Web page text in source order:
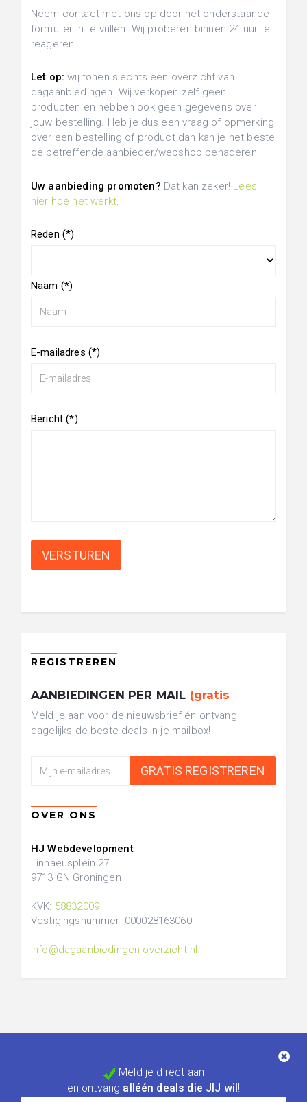
Neem contact met ons op door het onderstaande
formulier in te vullen. Wij proberen binnen 24 uur te
reageren!
Let op: wij tonen slechts een overzicht van
dagaanbiedingen. Wij verkopen zelf geen
producten en hebben ook geen gegevens over
jouw bestelling. Heb je dus een vraag of opmerking
over een bestelling of product dan kan je het beste
de betreffende aanbieder/webshop benaderen.
Uw aanbieding promoten? Dat kan zeker! Lees
hier hoe het werkt.
Reden (*)
Naam (*)
E-mailadres (*)
Bericht (*)
AANBIEDINGEN PER MAIL (gratis
Meld je aan voor de nieuwsbrief én ontvang
dagelijks de beste deals in je mailbox!
HJ Webdevelopment
Linnaeusplein 27
9713 GN Groningen
KVK: 58832009
Vestigingsnummer: 000028163060
info@dagaanbiedingen-overzicht.nl
Meld je direct aan
en ontvang alléén deals die JIJ wil !